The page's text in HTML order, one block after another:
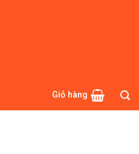
Giỏ hàng